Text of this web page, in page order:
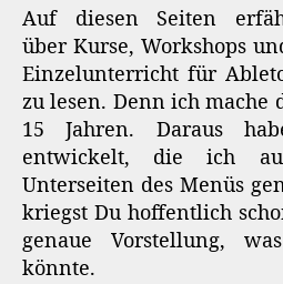
Auf diesen Seiten
über Kurse, Workshops
Einzelunterricht für
zu lesen. Denn ich mache
15 Jahren. Daraus
entwickelt, die ich
Unterseiten des Menüs
kriegst Du hoffentlich
genaue Vorstellung,
könnte.